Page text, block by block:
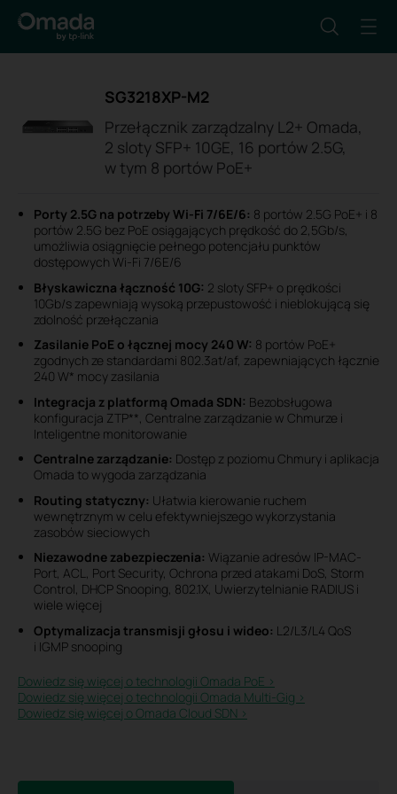
SG3218XP-M2
Przełącznik zarządzalny L2+ Omada,
2 sloty SFP+ 10GE, 16 portów 2.5G,
w tym 8 portów PoE+
Porty 2.5G na potrzeby Wi-Fi 7/6E/6: 8 portów 2.5G PoE+ i 8
portów 2.5G bez PoE osiągających prędkość do 2,5Gb/s,
umożliwia osiągnięcie pełnego potencjału punktów
dostępowych Wi‑Fi 7/6E/6
Błyskawiczna łączność 10G: 2 sloty SFP+ o prędkości
10Gb/s zapewniają wysoką przepustowość i nieblokującą się
zdolność przełączania
Zasilanie PoE o łącznej mocy 240 W: 8 portów PoE+
zgodnych ze standardami 802.3at/af, zapewniających łącznie
240 W* mocy zasilania
Integracja z platformą Omada SDN: Bezobsługowa
konfiguracja ZTP**, Centralne zarządzanie w Chmurze i
Inteligentne monitorowanie
Centralne zarządzanie: Dostęp z poziomu Chmury i aplikacja
Omada to wygoda zarządzania
Routing statyczny: Ułatwia kierowanie ruchem
wewnętrznym w celu efektywniejszego wykorzystania
zasobów sieciowych
Niezawodne zabezpieczenia: Wiązanie adresów IP-MAC-
Port, ACL, Port Security, Ochrona przed atakami DoS, Storm
Control, DHCP Snooping, 802.1X, Uwierzytelnianie RADIUS i
wiele więcej
Optymalizacja transmisji głosu i wideo: L2/L3/L4 QoS
i IGMP snooping
Dowiedz się więcej o technologii Omada PoE >
Dowiedz się więcej o technologii Omada Multi-Gig >
Dowiedz się więcej o Omada Cloud SDN >​